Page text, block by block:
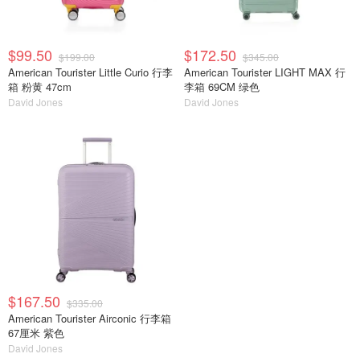
$99.50 $199.00
American Tourister Little Curio 行李
箱 粉黄 47cm
David Jones
$172.50 $345.00
American Tourister LIGHT MAX 行
李箱 69CM 绿色
David Jones
$167.50 $335.00
American Tourister Airconic 行李箱
67厘米 紫色
David Jones